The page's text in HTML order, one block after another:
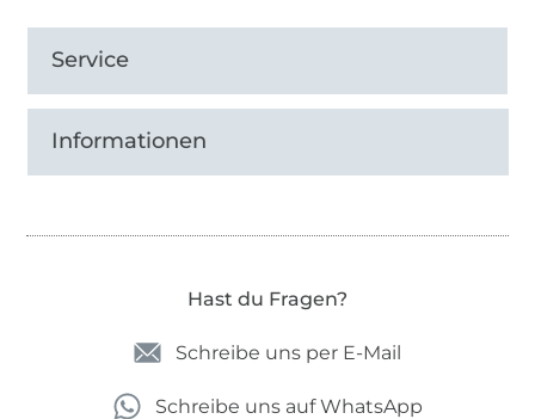
Service
Informationen
Hast du Fragen?
Schreibe uns per E-Mail
Schreibe uns auf WhatsApp